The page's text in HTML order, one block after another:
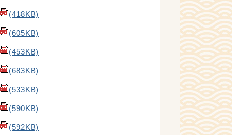
(418KB)
(605KB)
(453KB)
(683KB)
(533KB)
(590KB)
(592KB)